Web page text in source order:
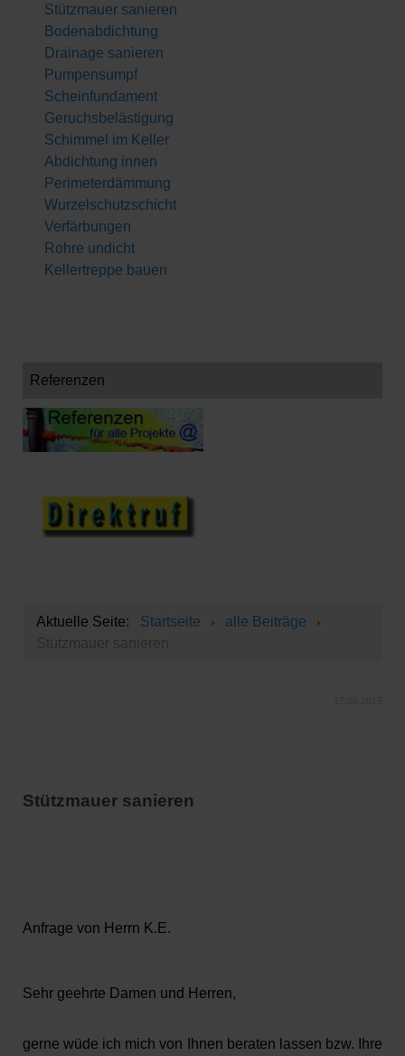
Stützmauer sanieren
Bodenabdichtung
Drainage sanieren
Pumpensumpf
Scheinfundament
Geruchsbelästigung
Schimmel im Keller
Abdichtung innen
Perimeterdämmung
Wurzelschutzschicht
Verfärbungen
Rohre undicht
Kellertreppe bauen
Referenzen
Aktuelle Seite: Startseite
alle Beiträge
Stützmauer sanieren
Stützmauer sanieren
Anfrage von Herrn K.E.
Sehr geehrte Damen und Herren,
gerne wüde ich mich von Ihnen beraten lassen bzw. Ihre